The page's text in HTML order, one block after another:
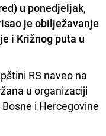
u ponedjeljak,
je obilježavanje
i Križnog puta u
RS naveo na
u organizaciji
i Hercegovine